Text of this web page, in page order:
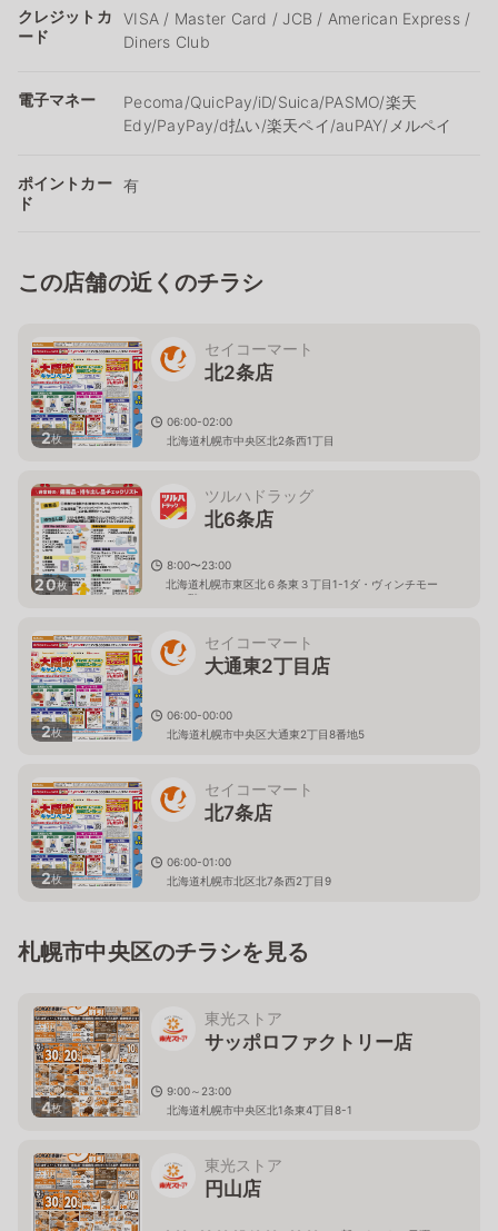
クレジットカ
ード
VISA / Master Card / JCB / American Express /
Diners Club
電子マネー
Pecoma/QuicPay/iD/Suica/PASMO/楽天
Edy/PayPay/d払い/楽天ペイ/auPAY/メルペイ
ポイントカー
ド
有
この店舗の近くのチラシ
2枚
セイコーマート
北2条店
06:00-02:00
北海道札幌市中央区北2条西1丁目
20枚
ツルハドラッグ
北6条店
8:00〜23:00
北海道札幌市東区北６条東３丁目1-1ダ・ヴィンチモー
ル１階
2枚
セイコーマート
大通東2丁目店
06:00-00:00
北海道札幌市中央区大通東2丁目8番地5
2枚
セイコーマート
北7条店
06:00-01:00
北海道札幌市北区北7条西2丁目9
札幌市中央区のチラシを見る
4枚
東光ストア
サッポロファクトリー店
9:00～23:00
北海道札幌市中央区北1条東4丁目8-1
東光ストア
円山店